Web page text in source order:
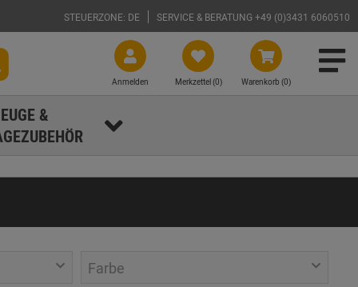
STEUERZONE: DE SERVICE & BERATUNG +49 (0)3431 6060510
Warenkorb (0)
Merkzettel (0)
Anmelden
&
Farbe